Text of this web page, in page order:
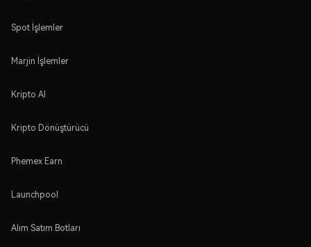
Spot İşlemler
Marjin İşlemler
Kripto Al
Kripto Dönüştürücü
Phemex Earn
Launchpool
Alım Satım Botları